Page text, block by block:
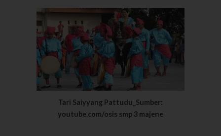
Tari Saiyyang Pattudu_Sumber:
youtube.com/osis smp 3 majene